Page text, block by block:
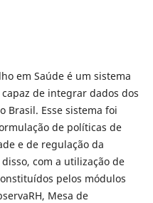
em Saúde é um sistema
de integrar dados dos
Brasil. Esse sistema foi
de políticas de
e de regulação da
com a utilização de
pelos módulos
Mesa de